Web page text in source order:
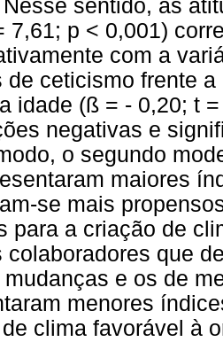
sentido, as
7,61; p < 0,001)
com a
de ceticismo frente
idade (ß = - 0,20; t
negativas e
o segundo
maiores
se mais
para a criação de
colaboradores que
e os de
menores
clima favorável à